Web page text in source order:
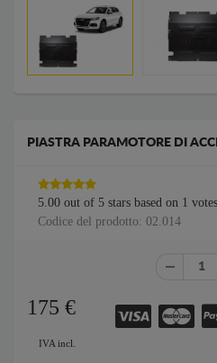
PIASTRA PARAMOTORE DI
5.00 out of 5 stars based on 1
Codice del prodotto: 02.014
175 €
IVA incl.